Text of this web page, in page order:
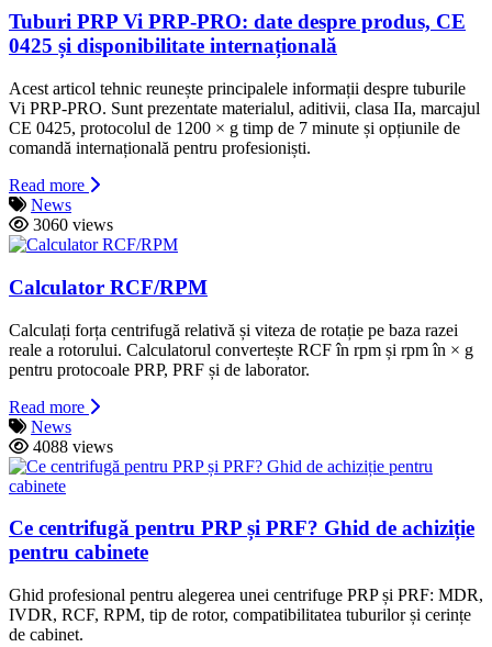
Tuburi PRP Vi PRP-PRO: date despre produs, CE
0425 și disponibilitate internațională
Acest articol tehnic reunește principalele informații despre tuburile
Vi PRP-PRO. Sunt prezentate materialul, aditivii, clasa IIa, marcajul
CE 0425, protocolul de 1200 × g timp de 7 minute și opțiunile de
comandă internațională pentru profesioniști.
Read more
News
3060 views
Calculator RCF/RPM
Calculați forța centrifugă relativă și viteza de rotație pe baza razei
reale a rotorului. Calculatorul convertește RCF în rpm și rpm în × g
pentru protocoale PRP, PRF și de laborator.
Read more
News
4088 views
Ce centrifugă pentru PRP și PRF? Ghid de achiziție
pentru cabinete
Ghid profesional pentru alegerea unei centrifuge PRP și PRF: MDR,
IVDR, RCF, RPM, tip de rotor, compatibilitatea tuburilor și cerințe
de cabinet.